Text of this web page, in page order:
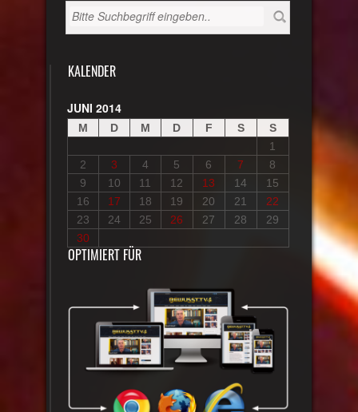
KALENDER
JUNI 2014
M D M D F S
S
1
2
3 4 5 6 7
8
9
10 11 12 13 14
15
16
17 18 19 20 21
22
23
24 25 26 27 28
29
30
OPTIMIERT FÜR